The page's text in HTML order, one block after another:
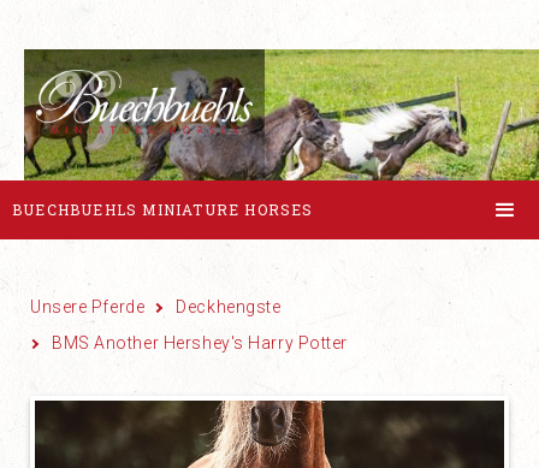
BUECHBUEHLS MINIATURE HORSES
Unsere Pferde
Deckhengste
BMS Another Hershey's Harry Potter